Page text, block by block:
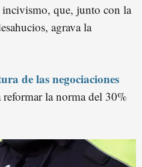
incivismo, que, junto con la
agrava la
de las negociaciones
reformar la norma del 30%